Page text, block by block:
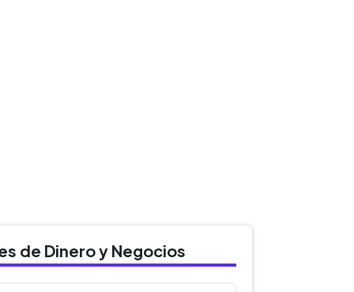
de Dinero y Negocios